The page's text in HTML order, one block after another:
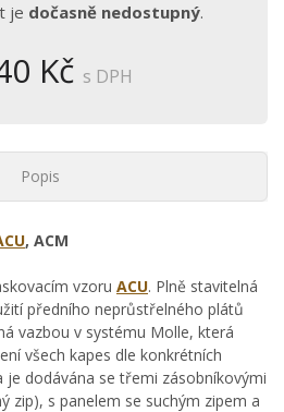
je dočasně nedostupný.
Kč s DPH
Popis
, ACM
vzoru ACU. Plně stavitelná
předního neprůstřelného plátů
vazbou v systému Molle, která
všech kapes dle konkrétních
je dodávána se třemi zásobníkovými
zip), s panelem se suchým zipem a